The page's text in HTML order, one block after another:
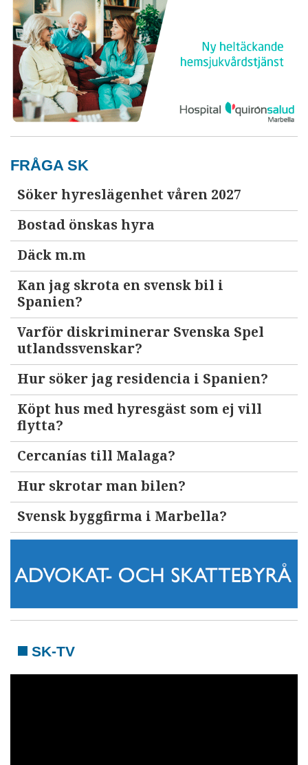
FRÅGA SK
Söker hyreslägenhet våren 2027
Bostad önskas hyra
Däck m.m
Kan jag skrota en svensk bil i
Spanien?
Varför diskriminerar Svenska Spel
utlandssvenskar?
Hur söker jag residencia i Spanien?
Köpt hus med hyresgäst som ej vill
flytta?
Cercanías till Malaga?
Hur skrotar man bilen?
Svensk byggfirma i Marbella?
SK-TV